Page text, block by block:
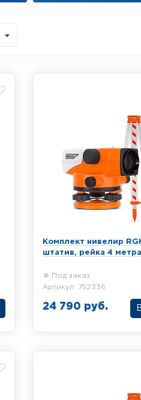
Комплект нивелир
штатив, рейка 4 метра
Под заказ
Артикул: 752336
24 790 руб.